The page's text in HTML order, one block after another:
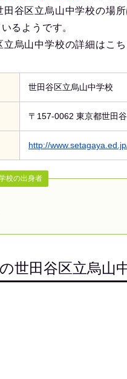
田谷区立烏山中学校の場
るようです。
烏山中学校の詳細はこち
世田谷区立烏山中学校
〒157-0062 東京都世田
http://
校の出身者
世田谷区立烏山